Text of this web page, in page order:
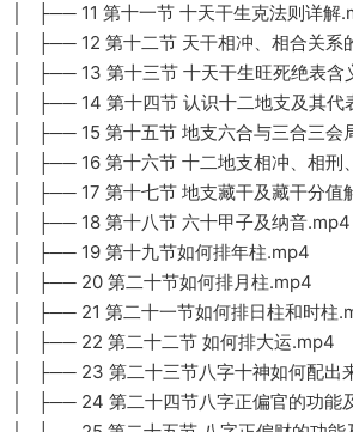
│ ├── 11 第十一节 十天干生克法则详解
│ ├── 12 第十二节 天干相冲、相合关系
│ ├── 13 第十三节 十天干生旺死绝表含
│ ├── 14 第十四节 认识十二地支及其代
│ ├── 15 第十五节 地支六合与三合三会
│ ├── 16 第十六节 十二地支相冲、相刑
│ ├── 17 第十七节 地支藏干及藏干分值
│ ├── 18 第十八节 六十甲子及纳音.mp4
│ ├── 19 第十九节如何排年柱.mp4
│ ├── 20 第二十节如何排月柱.mp4
│ ├── 21 第二十一节如何排日柱和时柱
│ ├── 22 第二十二节 如何排大运.mp4
│ ├── 23 第二十三节八字十神如何配出
│ ├── 24 第二十四节八字正偏官的功能